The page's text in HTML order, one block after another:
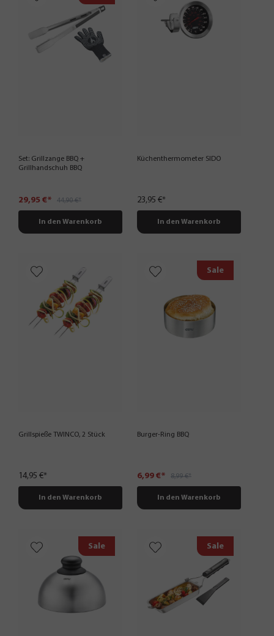
Set: Grillzange BBQ +
Grillhandschuh BBQ
29,95 €* 44,90 €*
In den Warenkorb
Küchenthermometer SIDO
23,95 €*
In den Warenkorb
Grillspieße TWINCO, 2 Stück
14,95 €*
In den Warenkorb
Sale
Burger-Ring BBQ
6,99 €* 8,99 €*
In den Warenkorb
Sale Sale